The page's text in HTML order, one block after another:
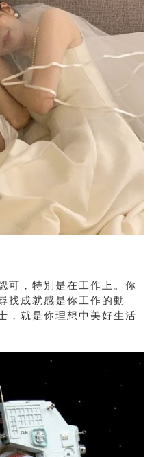
可，特別是在工作上。你
找成就感是你工作的動
，就是你理想中美好生活